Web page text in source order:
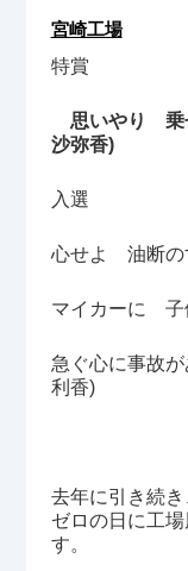
宮崎工場
特賞
思いやり 乗
沙弥香)
入選
心せよ 油断
マイカーに
急ぐ心に事故
利香)
去年に引き続
ゼロの日に工
す。